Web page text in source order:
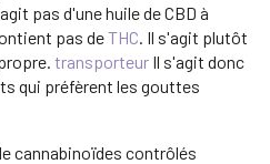
pas d'une huile de CBD à
pas deTHC. Il s'agit plutôt
transporteur Il s'agit donc
qui préfèrent les gouttes
cannabinoïdes contrôlés